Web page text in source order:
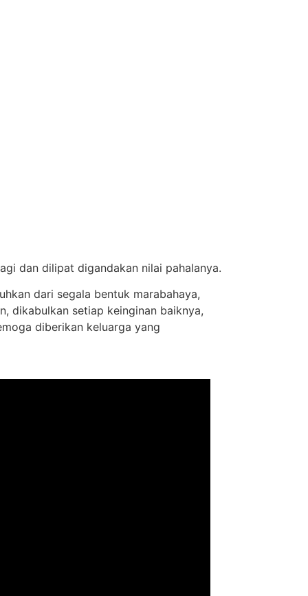
dan dilipat digandakan nilai pahalanya.
dari segala bentuk marabahaya,
dikabulkan setiap keinginan baiknya,
diberikan keluarga yang